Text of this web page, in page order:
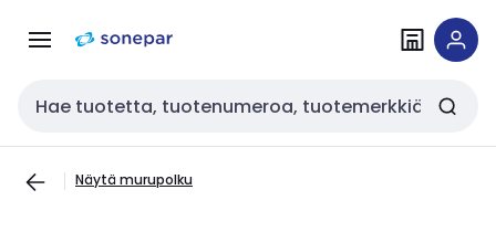
navigointiinsisältöön
Haku
Näytä murupolku